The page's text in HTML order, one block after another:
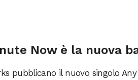
Now è la nuova
pubblicano il nuovo singolo